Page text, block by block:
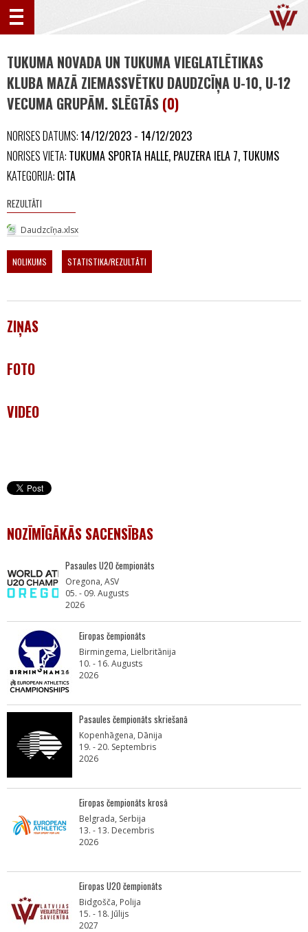
TUKUMA NOVADA UN TUKUMA VIEGLATLĒTIKAS
KLUBA MAZĀ ZIEMASSVĒTKU DAUDZCĪŅA U-10, U-12
VECUMA GRUPĀM. SLĒGTĀS (0)
NORISES DATUMS:14/12/2023 - 14/12/2023
NORISES VIETA: TUKUMA SPORTA HALLE, PAUZERA IELA 7, TUKUMS
KATEGORIJA: CITA
REZULTĀTI
Daudzcīņa.xlsx
NOLIKUMS STATISTIKA/REZULTĀTI
ZIŅAS
FOTO
VIDEO
NOZĪMĪGĀKĀS SACENSĪBAS
Pasaules U20 čempionāts
Oregona, ASV
05. - 09. Augusts
2026
Eiropas čempionāts
Birmingema, Lielbritānija
10. - 16. Augusts
2026
Pasaules čempionāts skriešanā
Kopenhāgena, Dānija
19. - 20. Septembris
2026
Eiropas čempionāts krosā
Belgrada, Serbija
13. - 13. Decembris
2026
Eiropas U20 čempionāts
Bidgošča, Polija
15. - 18. Jūlijs
2027